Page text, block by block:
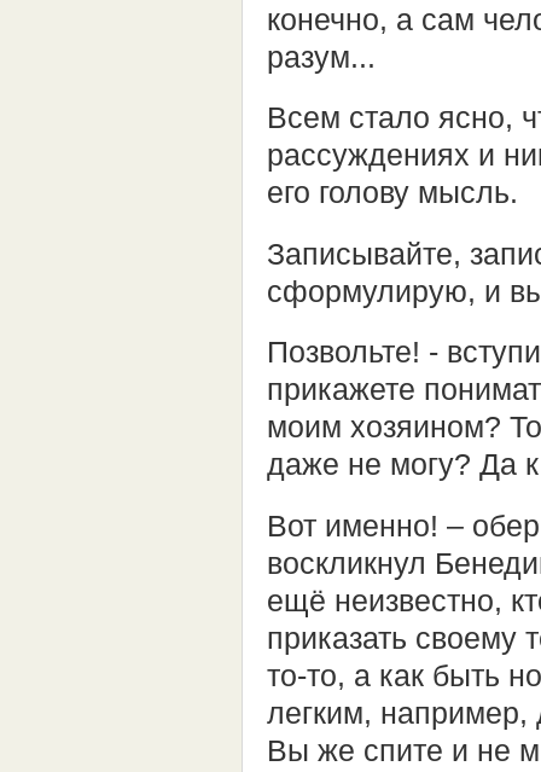
конечно, а сам
разум...
Всем стало ясно,
рассуждениях и
его голову мысль.
Записывайте,
сформулирую, и
Позвольте! -
прикажете
моим хозяином?
даже не могу? Да
Вот именно! –
воскликнул
ещё неизвестно,
приказать своему
то-то, а как быть
легким, например,
Вы же спите и не